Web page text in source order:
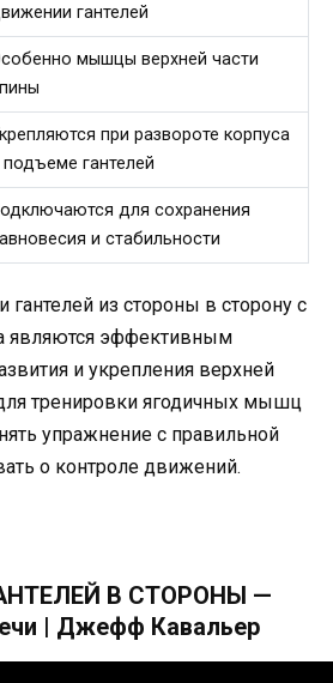
гантелей
мышцы верхней части
при развороте корпуса
подъеме гантелей
для сохранения
и стабильности
гантелей из стороны в сторону с
являются эффективным
и укрепления верхней
тренировки ягодичных мышц
упражнение с правильной
о контроле движений.
В СТОРОНЫ —
| Джефф Кавальер